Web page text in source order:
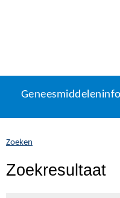
naar
U
zich
hier:
Zoeken
Zoekresultaat